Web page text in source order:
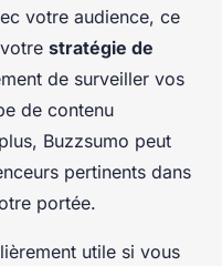
votre audience, ce
stratégie de
de surveiller vos
de contenu
Buzzsumo peut
pertinents dans
portée.
utile si vous